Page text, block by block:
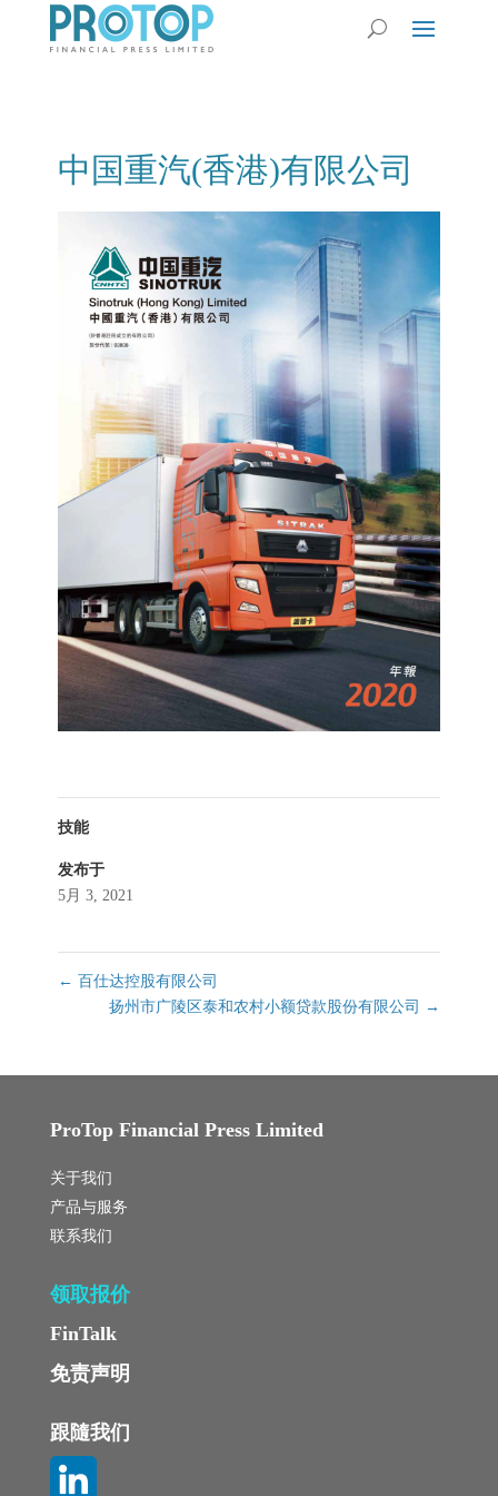
中国重汽(香港)有限公司
技能
发布于
5月 3, 2021
← 百仕达控股有限公司
扬州市广陵区泰和农村小额贷款股份有限公司
→
ProTop Financial Press Limited
关于我们
产品与服务
联系我们
领取报价
FinTalk
免责声明
跟隨我们